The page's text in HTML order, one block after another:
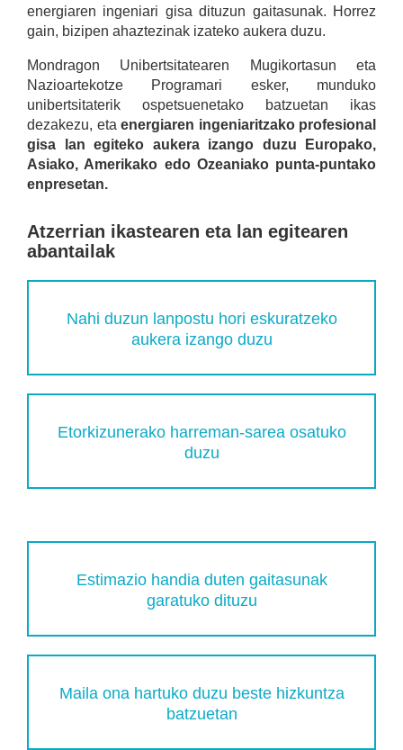
energiaren ingeniari gisa dituzun gaitasunak. Horrez
gain, bizipen ahaztezinak izateko aukera duzu.
Mondragon Unibertsitatearen Mugikortasun eta
Nazioartekotze Programari esker, munduko
unibertsitaterik ospetsuenetako batzuetan ikas
dezakezu, eta energiaren ingeniaritzako profesional
gisa lan egiteko aukera izango duzu Europako,
Asiako, Amerikako edo Ozeaniako punta-puntako
enpresetan.
Atzerrian ikastearen eta lan egitearen
abantailak
Nahi duzun lanpostu hori eskuratzeko
aukera izango duzu
Etorkizunerako harreman-sarea osatuko
duzu
Estimazio handia duten gaitasunak
garatuko dituzu
Maila ona hartuko duzu beste hizkuntza
batzuetan